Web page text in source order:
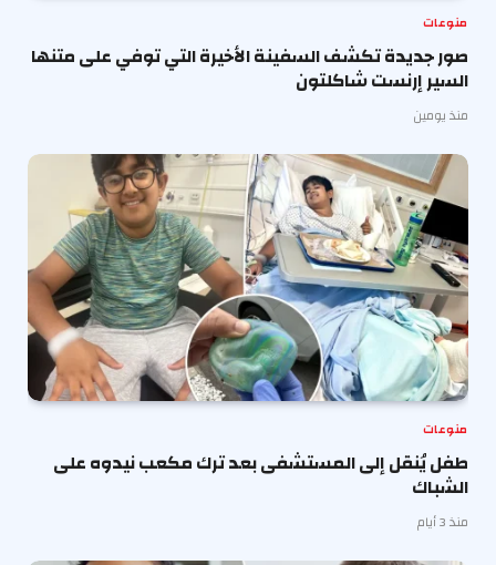
منوعات
صور جديدة تكشف السفينة الأخيرة التي توفي على متنها
السير إرنست شاكلتون
منذ يومين
منوعات
طفل يُنقل إلى المستشفى بعد ترك مكعب نيدوه على
الشباك
منذ 3 أيام